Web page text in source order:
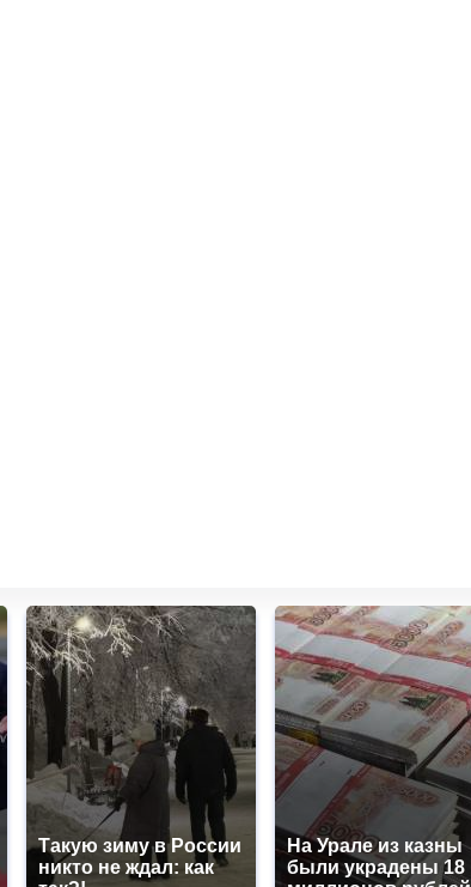
Такую зиму в России
никто не ждал: как
На Урале из казны
были украдены 18